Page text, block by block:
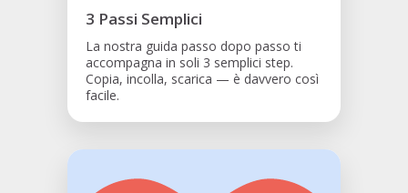
3 Passi Semplici
La nostra guida passo dopo passo ti
accompagna in soli 3 semplici step.
Copia, incolla, scarica — è davvero così
facile.